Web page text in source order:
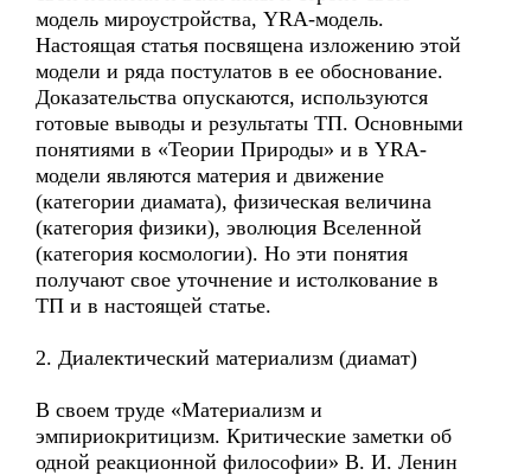
модель мироустройства, YRA-модель.
Настоящая статья посвящена изложению этой
модели и ряда постулатов в ее обоснование.
Доказательства опускаются, используются
готовые выводы и результаты ТП. Основными
понятиями в «Теории Природы» и в YRA-
модели являются материя и движение
(категории диамата), физическая величина
(категория физики), эволюция Вселенной
(категория космологии). Но эти понятия
получают свое уточнение и истолкование в
ТП и в настоящей статье.
2. Диалектический материализм (диамат)
В своем труде «Материализм и
эмпириокритицизм. Критические заметки об
одной реакционной философии» В. И. Ленин